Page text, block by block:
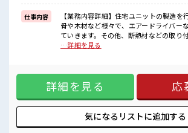
■職場の雰囲気
明るすぎたり奇抜過ぎなければヘアカラーOK！
休憩室完備でランチや休憩も充実しそう♪
職場にはロッカー完備！
仕事内容
【業務内容詳細】住宅ユニットの製造を
骨や木材など様々で、エアードライバー
ていきます。その他、断熱材などの取り
で行っていただきます。【取扱製品情報】住
な雰囲気の職場≫ 明るすぎたり奇抜でな
由！ (規定有)制服があると毎日の服選び
験の方も大カンゲイ≫ 新しいことにチャ
だけど、 しっかり働く環境が整っていま
UP・ステップUP目指していきましょう
指せる≫ 高時給だらけの派遣のお仕事です！ ■職場の雰
…詳細を見る
詳細を見る 応
気になるリストに追加する